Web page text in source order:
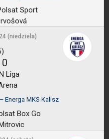
Sport
(niedziela)
0
Liga
Energa MKS Kalisz
Box Go